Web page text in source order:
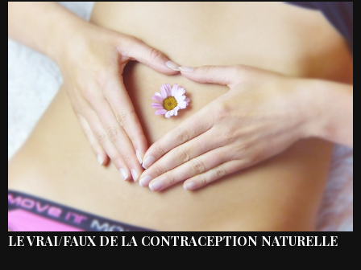
LE VRAI/FAUX DE LA CONTRACEPTION NATURELLE